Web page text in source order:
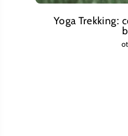
Yoga Trekking: